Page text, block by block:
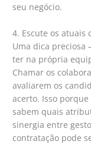
seu negócio.
4. Escute os atuais
Uma dica preciosa
ter na própria
Chamar os
avaliarem os
acerto. Isso porque
sabem quais
sinergia entre
contratação pode